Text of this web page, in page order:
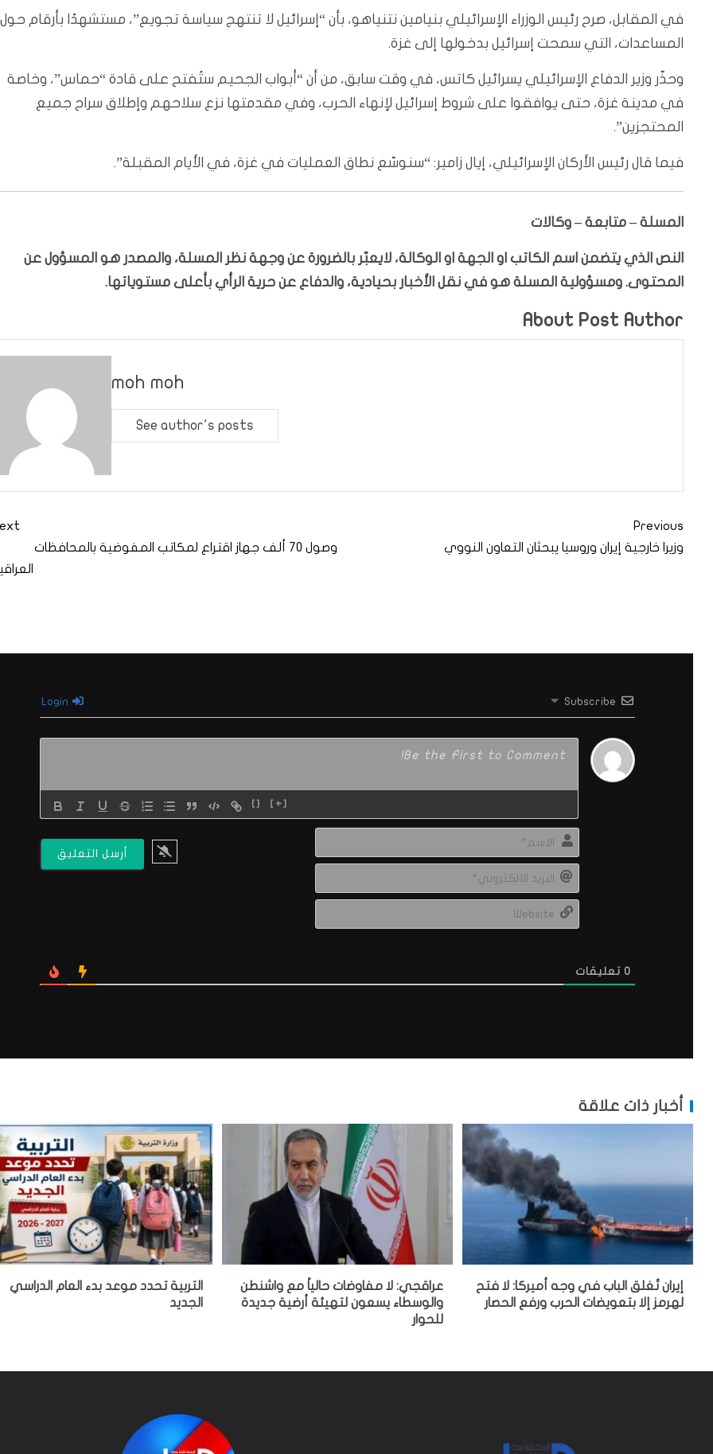
في المقابل، صرح رئيس الوزراء الإسرائيلي بنيامين نتنياهو، بأن “إسرائيل لا تنتهج سياسة تجويع”، مستشهدًا بأرقام حول
المساعدات، التي سمحت إسرائيل بدخولها إلى غزة.
وحذّر وزير الدفاع الإسرائيلي يسرائيل كاتس، في وقت سابق، من أن “أبواب الجحيم ستُفتح على قادة “حماس”، وخاصة
في مدينة غزة، حتى يوافقوا على شروط إسرائيل لإنهاء الحرب، وفي مقدمتها نزع سلاحهم وإطلاق سراح جميع
المحتجزين”.
فيما قال رئيس الأركان الإسرائيلي، إيال زامير: “سنوسّع نطاق العمليات في غزة، في الأيام المقبلة”.
المسلة – متابعة – وكالات
النص الذي يتضمن اسم الكاتب او الجهة او الوكالة، لايعبّر بالضرورة عن وجهة نظر المسلة، والمصدر هو المسؤول عن
المحتوى. ومسؤولية المسلة هو في نقل الأخبار بحيادية، والدفاع عن حرية الرأي بأعلى مستوياتها.
About Post Author
moh moh
See author's posts
Previous
وزيرا خارجية إيران وروسيا يبحثان التعاون النووي
وصول 70 ألف جهاز اقتراع لمكاتب المفوضية بالمحافظات
Subscribe
{} [+]
0 تعليقات
أخبار ذات علاقة
إيران تُغلق الباب في وجه أميركا: لا فتح
لهرمز إلا بتعويضات الحرب ورفع الحصار
عراقجي: لا مفاوضات حالياً مع واشنطن
والوسطاء يسعون لتهيئة أرضية جديدة
للحوار
التربية تحدد موعد بدء العام الدراسي
الجديد